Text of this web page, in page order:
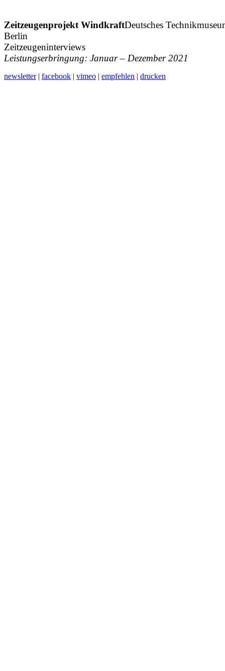
Zeitzeugenprojekt WindkraftDeutsches
Berlin
Zeitzeugeninterviews
Leistungserbringung: Januar – Dezember 2021
newsletter| facebook | vimeo | empfehlen | drucken